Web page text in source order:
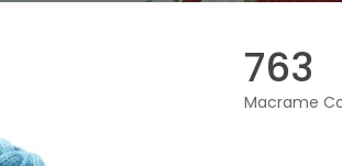
763
Macrame